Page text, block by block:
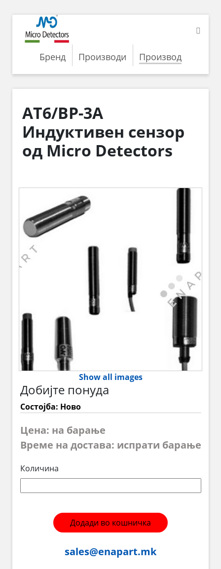
Бренд Производи Производ
AT6/BP-3A
Индуктивен сензор
од Micro Detectors
Show all images
Добијте понуда
Состојба: Ново
Цена: на барање
Време на достава: испрати барање
Количина
Додади во кошничка
sales@enapart.mk